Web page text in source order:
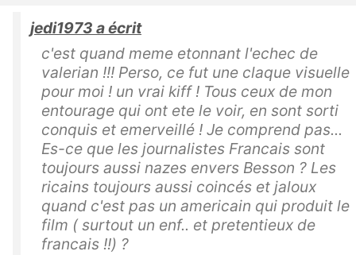
jedi1973 a écrit
c'est quand meme etonnant l'echec de
valerian !!! Perso, ce fut une claque visuelle
pour moi ! un vrai kiff ! Tous ceux de mon
entourage qui ont ete le voir, en sont sorti
conquis et emerveillé ! Je comprend pas...
Es-ce que les journalistes Francais sont
toujours aussi nazes envers Besson ? Les
ricains toujours aussi coincés et jaloux
quand c'est pas un americain qui produit le
film ( surtout un enf.. et pretentieux de
francais !!) ?